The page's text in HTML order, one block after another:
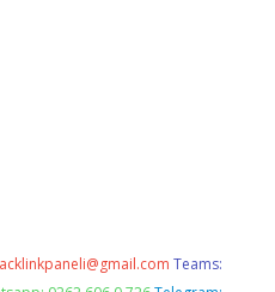
Teams: